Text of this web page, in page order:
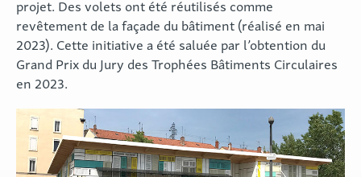
projet. Des volets ont été réutilisés comme
revêtement de la façade du bâtiment (réalisé en mai
2023). Cette initiative a été saluée par l’obtention du
Grand Prix du Jury des Trophées Bâtiments Circulaires
en 2023.